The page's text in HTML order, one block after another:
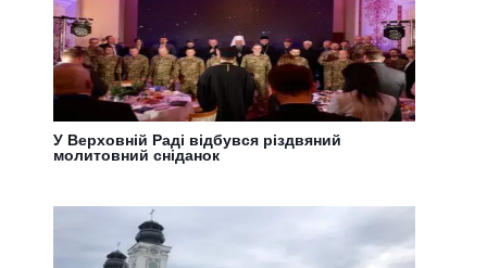
У Верховній Раді відбувся різдвяний
молитовний сніданок